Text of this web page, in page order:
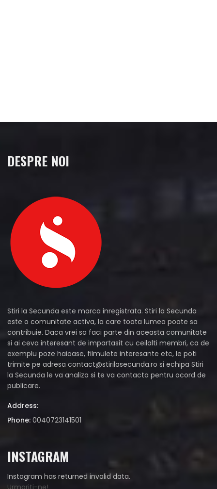
DESPRE NOI
Stiri la Secunda este marca inregistrata. Stiri la Secunda
este o comunitate activa, la care toata lumea poate sa
contribuie. Daca vrei sa faci parte din aceasta comunitate
si ai ceva interesant de impartasit cu ceilalti membri, ca de
exemplu poze haioase, filmulete interesante etc, le poti
trimite pe adresa contact@stirilasecunda.ro si echipa Stiri
la Secunda le va analiza si te va contacta pentru acord de
publicare.
Address:
Phone: 0040723141501
INSTAGRAM
Instagram has returned invalid data.
Urmariti-ne!